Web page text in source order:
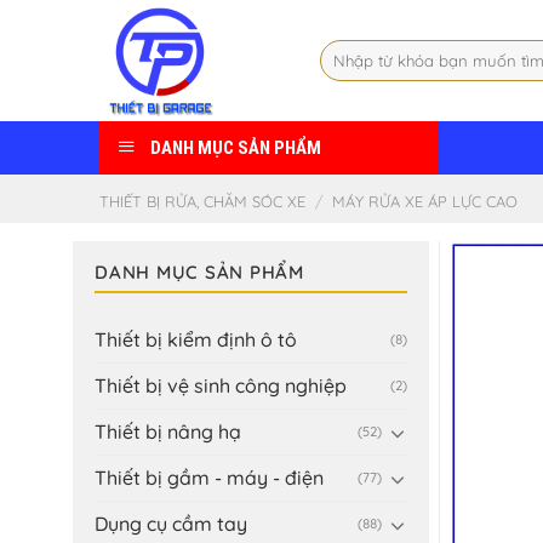
Tìm
kiếm:
DANH MỤC SẢN PHẨM
THIẾT BỊ RỬA, CHĂM SÓC XE / MÁY RỬA XE ÁP LỰC CAO
DANH MỤC SẢN PHẨM
Thiết bị kiểm định ô tô (8)
Thiết bị vệ sinh công nghiệp (2)
Thiết bị nâng hạ (52)
Thiết bị gầm - máy - điện (77)
Dụng cụ cầm tay (88)